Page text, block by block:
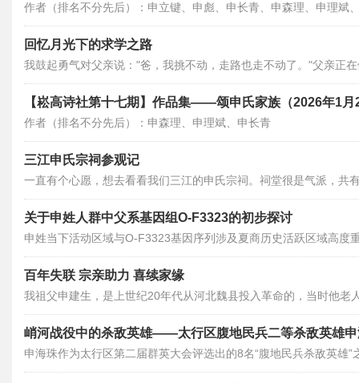
作者（排名不分先后）：申立键、申彪、申长青、申森理、申理斌
回忆月光下的求学之路
我鼓起勇气对父亲说："爸，我挑不动，走路也走不动了。"父亲正
的手停在半空。他久久没说话，最后深深叹了口气，混浊的眼泪顺
来。"知道了。"
【崧高诗社第十七期】作品集——颂申氏家族（2026年1月
作者（排名不分先后）：申森理、申理斌、申长青
三江申氏宗祠参观记
一直有个心愿，想去看看我们三江的申氏宗祠。祠堂很是气派，共
史与荣光。
关于申姓人群中父系基因组O-F3323的初步探讨
申姓当下活动区域与O-F3323基因序列涉及夏商历史活跃区域高度
群尽管由于各种原因不能准确追溯过往族群文字记忆。
百年失联 宗亲助力 喜续家缘
我祖父申建生，是上世纪20年代从河北魏县投入革命的，当时他老
因，近百年与老家失去了联系。
峭河战役中的杀敌英雄——太行区腹地民兵二等杀敌英雄
申海珠作为太行区第二届群英大会评选出的8名“腹地民兵杀敌英雄
面旗帜。